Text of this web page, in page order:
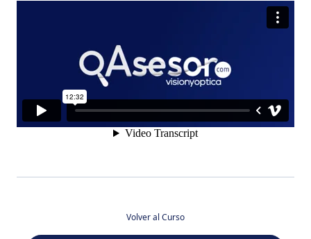
Volver al Curso